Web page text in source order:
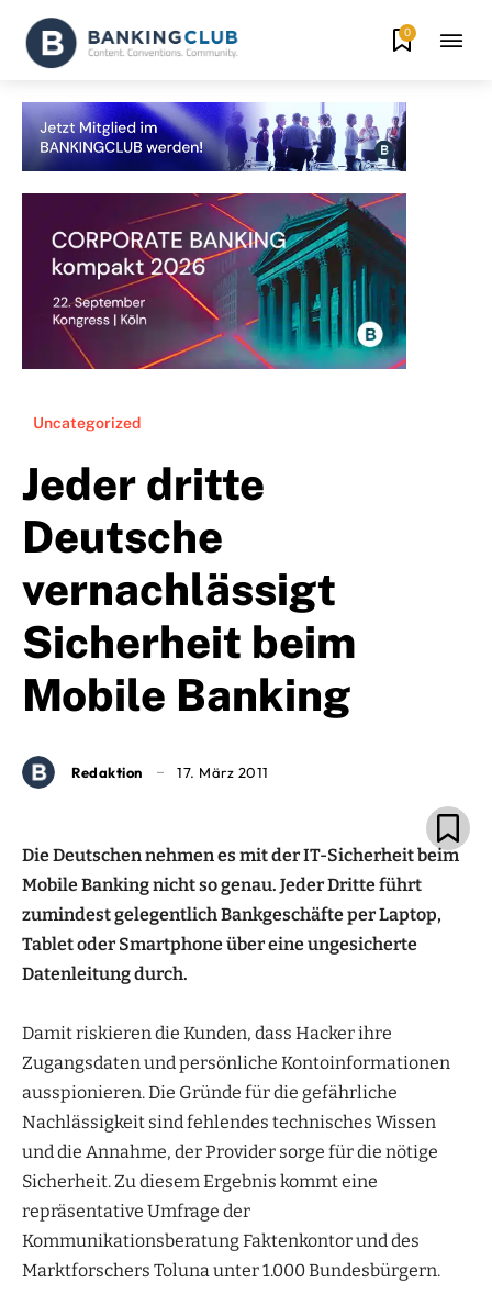
0
Uncategorized
Jeder dritte
Deutsche
vernachlässigt
Sicherheit beim
Mobile Banking
Redaktion 17. März 2011
Die Deutschen nehmen es mit der IT-Sicherheit beim
Mobile Banking nicht so genau. Jeder Dritte führt
zumindest gelegentlich Bankgeschäfte per Laptop,
Tablet oder Smartphone über eine ungesicherte
Datenleitung durch.
Damit riskieren die Kunden, dass Hacker ihre
Zugangsdaten und persönliche Kontoinformationen
ausspionieren. Die Gründe für die gefährliche
Nachlässigkeit sind fehlendes technisches Wissen
und die Annahme, der Provider sorge für die nötige
Sicherheit. Zu diesem Ergebnis kommt eine
repräsentative Umfrage der
Kommunikationsberatung Faktenkontor und des
Marktforschers Toluna unter 1.000 Bundesbürgern.